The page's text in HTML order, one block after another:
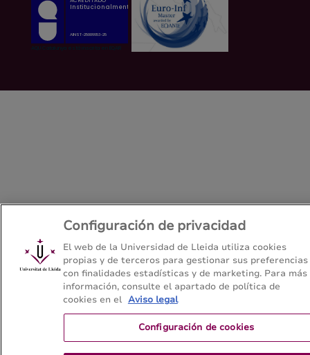
Configuración de privacidad
El web de la Universidad de Lleida utiliza cookies
propias y de terceros para gestionar sus preferencias
con finalidades estadísticas y de marketing. Para más
información, consulte el apartado de política de
cookies en el Aviso legal
Configuración de cookies